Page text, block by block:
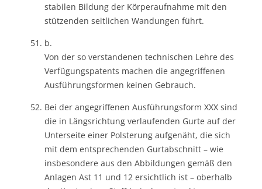
stabilen Bildung der Körperaufnahme mit den
stützenden seitlichen Wandungen führt.
b.
Von der so verstandenen technischen Lehre des
Verfügungspatents machen die angegriffenen
Ausführungsformen keinen Gebrauch.
Bei der angegriffenen Ausführungsform XXX sind
die in Längsrichtung verlaufenden Gurte auf der
Unterseite einer Polsterung aufgenäht, die sich
mit dem entsprechenden Gurtabschnitt – wie
insbesondere aus den Abbildungen gemäß den
Anlagen Ast 11 und 12 ersichtlich ist – oberhalb